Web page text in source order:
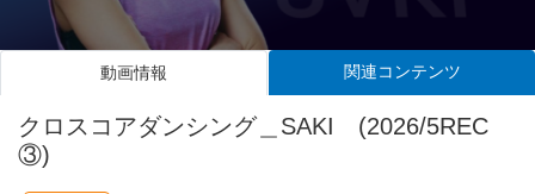
動画情報 関連コンテンツ
クロスコアダンシング＿SAKI (2026/5REC
③)